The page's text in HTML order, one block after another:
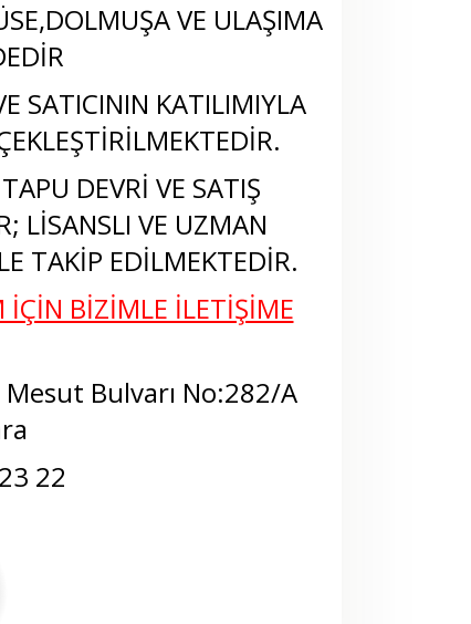
VE ULAŞIMA
SATICININ KATILIMIYLA
DEVRİ VE SATIŞ
LİSANSLI VE UZMAN
TAKİP EDİLMEKTEDİR.
İÇİN BİZİMLE İLETİŞİME
Mesut Bulvarı No:282/A
22